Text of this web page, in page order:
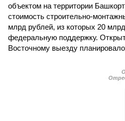
объектом на территории
стоимость строительно-
млрд рублей, из которых 20
федеральную поддержку.
Восточному выезду